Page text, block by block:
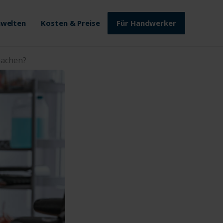
Kosten & Preise Für Handwerker